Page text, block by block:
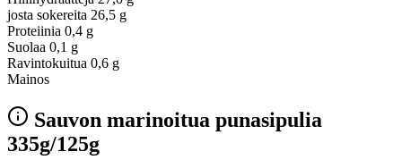
josta sokereita 26,5 g
Proteiinia 0,4 g
Suolaa 0,1 g
Ravintokuitua 0,6 g
Mainos
Sauvon marinoitua punasipulia
335g/125g